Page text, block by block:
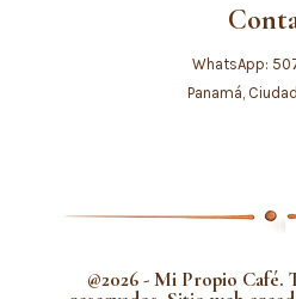
WhatsApp:
Panamá,
@2026 - Mi Propio Café.